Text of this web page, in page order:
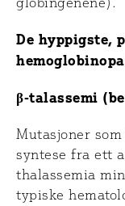
De hyppigste,
β-talassemi
Mutasjoner
syntese fra ett
thalassemia
typiske